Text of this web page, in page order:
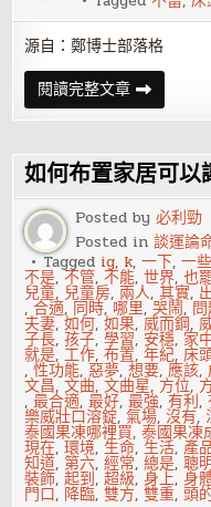
簡
單
卻
用！
源自：鄭博士部落格
閱讀完整文章床
頭
方
設
定
不
當
影
響
睡
眠
如何布置家居可以
Posted by必利勁
Posted in談運論
Tagged ig, k,一下,一
不是,不管,不能,世界,也
兒童, 兒童房, 兩人,其實,
,合適, 同時, 哪里,哭鬧,
夫妻,如何,如果,威而鋼,
子長,孩子,學習, 安穩, 家
就是,工作,布置,年紀,床
,性功能,惡夢,想要,應該,
文昌,文曲,文曲星, 方位,
,最合適,最好,最強,有利,
樂威壯口溶錠,氣場,沒有,
泰國果凍哪裡買,泰國果凍
現在,環境,生命,生活,產
知道, 第六,經常,總是,聰
裝飾,起到,超級,身上,身
門口, 降臨,雙方,雙重,頭